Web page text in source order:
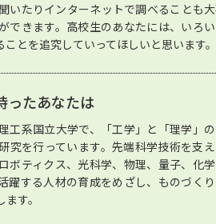
いたりインターネットで調べることも
できます。高校生のあなたには、いろ
とを追究していってほしいと思います。
ったあなたは
工系国立大学で、「工学」と「理学」
究を行っています。先端科学技術を支
ボティクス、光科学、物理、量子、化
躍する人材の育成をめざし、ものづく
す。